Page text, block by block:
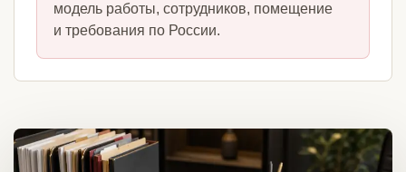
модель работы, сотрудников, помещение
и требования по России.